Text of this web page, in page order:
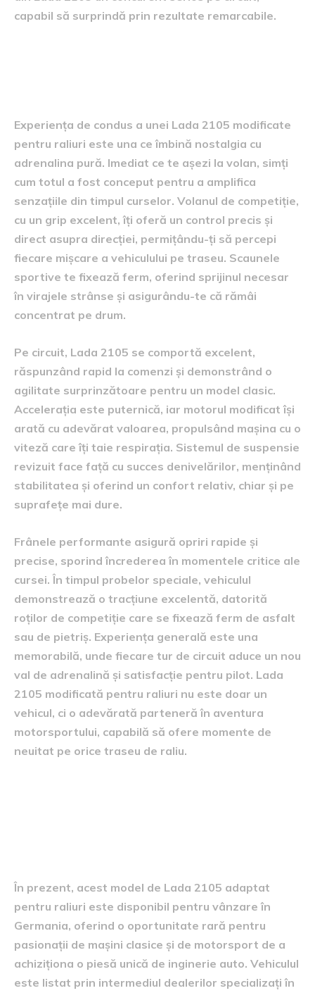
capabil să surprindă prin rezultate remarcabile.
Experiența de condus a unei Lada 2105 modificate
pentru raliuri este una ce îmbină nostalgia cu
adrenalina pură. Imediat ce te așezi la volan, simți
cum totul a fost conceput pentru a amplifica
senzațiile din timpul curselor. Volanul de competiție,
cu un grip excelent, îți oferă un control precis și
direct asupra direcției, permițându-ți să percepi
fiecare mișcare a vehiculului pe traseu. Scaunele
sportive te fixează ferm, oferind sprijinul necesar
în virajele strânse și asigurându-te că rămâi
concentrat pe drum.
Pe circuit, Lada 2105 se comportă excelent,
răspunzând rapid la comenzi și demonstrând o
agilitate surprinzătoare pentru un model clasic.
Accelerația este puternică, iar motorul modificat își
arată cu adevărat valoarea, propulsând mașina cu o
viteză care îți taie respirația. Sistemul de suspensie
revizuit face față cu succes denivelărilor, menținând
stabilitatea și oferind un confort relativ, chiar și pe
suprafețe mai dure.
Frânele performante asigură opriri rapide și
precise, sporind încrederea în momentele critice ale
cursei. În timpul probelor speciale, vehiculul
demonstrează o tracțiune excelentă, datorită
roților de competiție care se fixează ferm de asfalt
sau de pietriș. Experiența generală este una
memorabilă, unde fiecare tur de circuit aduce un nou
val de adrenalină și satisfacție pentru pilot. Lada
2105 modificată pentru raliuri nu este doar un
vehicul, ci o adevărată parteneră în aventura
motorsportului, capabilă să ofere momente de
neuitat pe orice traseu de raliu.
În prezent, acest model de Lada 2105 adaptat
pentru raliuri este disponibil pentru vânzare în
Germania, oferind o oportunitate rară pentru
pasionații de mașini clasice și de motorsport de a
achiziționa o piesă unică de inginerie auto. Vehiculul
este listat prin intermediul dealerilor specializați în